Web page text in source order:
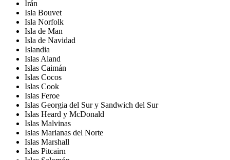
Irán
Isla Bouvet
Isla Norfolk
Isla de Man
Isla de Navidad
Islandia
Islas Aland
Islas Caimán
Islas Cocos
Islas Cook
Islas Feroe
Islas Georgia del Sur y Sandwich del Sur
Islas Heard y McDonald
Islas Malvinas
Islas Marianas del Norte
Islas Marshall
Islas Pitcairn